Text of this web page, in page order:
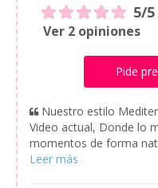
5/5
Ver 2 opiniones
Pide
Nuestro estilo
Video actual, Donde lo
momentos de forma